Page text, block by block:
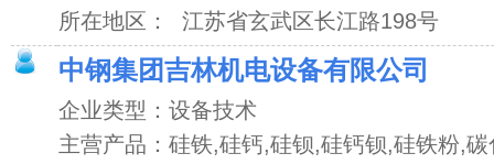
所在地区： 江苏省玄武区长江路198号
中钢集团吉林机电设备有限公司
企业类型：设备技术
主营产品：硅铁,硅钙,硅钡,硅钙钡,硅铁粉,